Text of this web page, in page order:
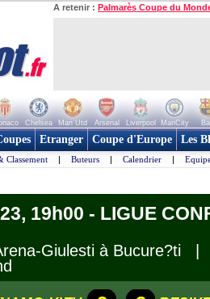
A retenir : Palmarès Coupe du
Chelsea Man Utd Arsenal Liverpool ManCity
Etranger Coupe d'Europe Les
Classement | Buteurs | Calendrier |
19h00 - LIGUE
Giulesti à Bucure?ti